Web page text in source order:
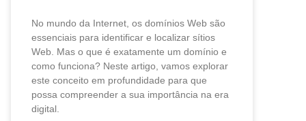
No mundo da Internet, os domínios Web são
essenciais para identificar e localizar sítios
Web. Mas o que é exatamente um domínio e
como funciona? Neste artigo, vamos explorar
este conceito em profundidade para que
possa compreender a sua importância na era
digital.